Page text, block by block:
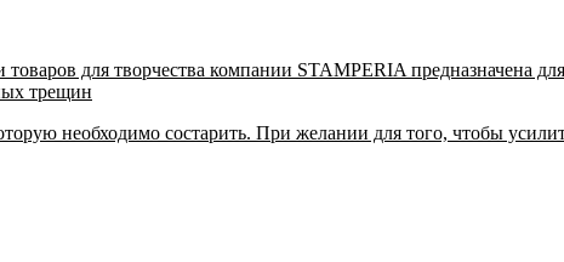
товаров для творчества компании STAMPERIA предназначена
трещин
необходимо состарить. При желании для того, чтобы